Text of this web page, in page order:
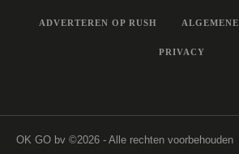
ADVERTEREN OP RUSH
PRIVACY
OK GO bv ©2026 - Alle rechten voorbehouden